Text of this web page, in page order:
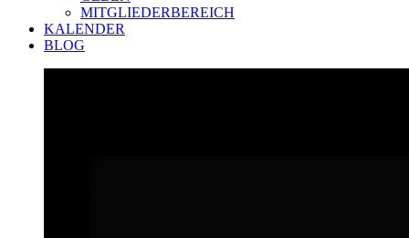
MITGLIEDERBEREICH
KALENDER
BLOG